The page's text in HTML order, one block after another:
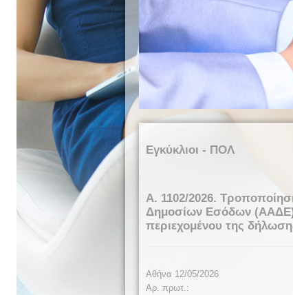
Εγκύκλιοι - ΠΟΛ
Α. 1102/2026.
Δημοσίων Εσόδων (ΑΑΔΕ)
περιεχομένου της
Αθήνα 12/05/2026
Αρ. πρωτ.: